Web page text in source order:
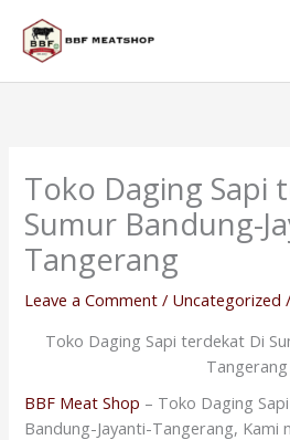
content
Toko Daging Sapi
Sumur Bandung-
Tangerang
Leave a Comment / Uncategorized
Toko Daging Sapi terdekat Di
Tangerang
BBF Meat Shop – Toko Daging
Bandung-Jayanti-Tangerang, Kami